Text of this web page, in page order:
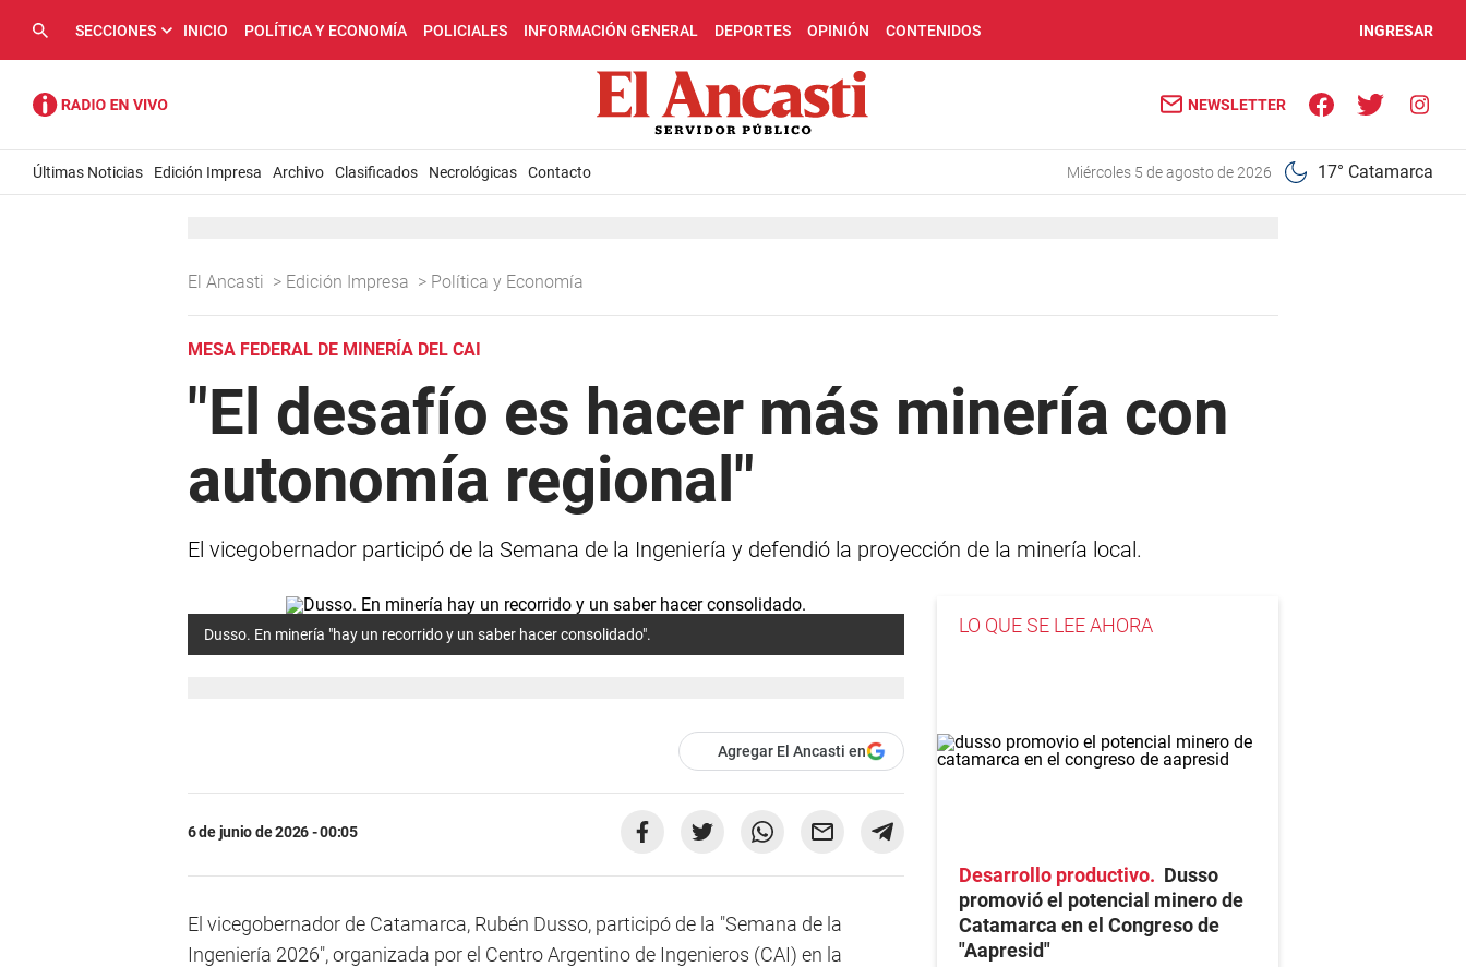
SECCIONES INICIO POLÍTICA Y ECONOMÍA POLICIALES INFORMACIÓN GENERAL DEPORTES OPINIÓN CONTENIDOS INGRESAR
NEWSLETTER
Últimas Noticias Edición Impresa Archivo Clasificados Necrológicas Contacto miércoles 5 de agosto de 2026 17° Catamarca
El Ancasti > Edición Impresa > Política y Economía
MESA FEDERAL DE MINERÍA DEL CAI
"El desafío es hacer más minería con
autonomía regional"
El vicegobernador participó de la Semana de la Ingeniería y defendió la proyección de la minería local.
Dusso. En minería "hay un recorrido y un saber hacer consolidado".
Agregar El Ancasti en
6 de junio de 2026 - 00:05
El vicegobernador de Catamarca, Rubén Dusso, participó de la "Semana de la
Ingeniería 2026", organizada por el Centro Argentino de Ingenieros (CAI) en la
LO QUE SE LEE AHORA
Desarrollo productivo
Dusso
promovió el potencial minero de
Catamarca en el Congreso de
"Aapresid"